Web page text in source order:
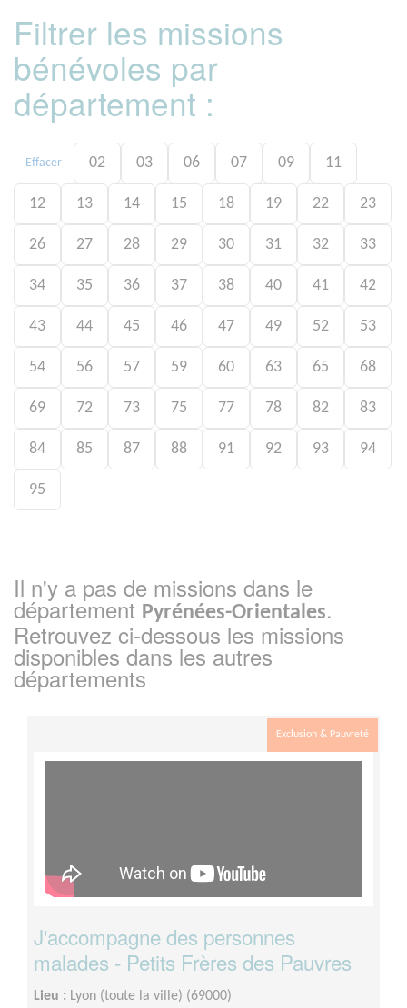
Filtrer les missions
bénévoles par
département :
Effacer 02 03 06 07 09 11
12 13 14 15 18 19 22 23
26 27 28 29 30 31 32 33
34 35 36 37 38 40 41 42
43 44 45 46 47 49 52 53
54 56 57 59 60 63 65 68
69 72 73 75 77 78 82 83
84 85 87 88 91 92 93 94
95
Il n'y a pas de missions dans le
département Pyrénées-Orientales.
Retrouvez ci-dessous les missions
disponibles dans les autres
départements
Exclusion & Pauvreté
J'accompagne des personnes
malades - Petits Frères des Pauvres
Lieu : Lyon (toute la ville) (69000)